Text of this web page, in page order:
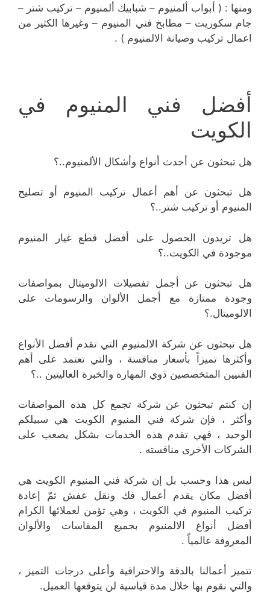
ومنها : ( أبواب ألمنيوم – شبابيك ألمنيوم – تركيب شتر –
جام سكوريت – مطابخ فني المنيوم – وغيرها الكثير من
اعمال تركيب وصيانة الالمنيوم ) .
أفضل فني المنيوم في
الكويت
هل تبحثون عن أحدث أنواع وأشكال الألمنيوم..؟
هل تبحثون عن أهم أعمال تركيب المنيوم أو تصليح
المنيوم أو تركيب شتر..؟
هل تريدون الحصول على أفضل قطع غيار المنيوم
موجودة في الكويت..؟
هل تبحثون عن أجمل تفصيلات الالوميتال بمواصفات
وجودة ممتازة مع أجمل الألوان والرسومات على
الالوميتال.؟
هل تبحثون عن شركة الالمنيوم التي تقدم أفضل الأنواع
وأكثرها تميزاً بأسعار منافسة ، والتي تعتمد على أهم
الفنيين المتخصصين ذوي المهارة والخبرة العاليتين ..؟
إن كنتم تبحثون عن شركة تجمع كل هذه المواصفات
وأكثر ، فإن شركة فني المنيوم الكويت هي سبيلكم
الوحيد ، فهي تقدم هذه الخدمات بشكل يصعب على
الشركات الأخرى منافسته .
ليس هذا وحسب بل إن شركة فني المنيوم الكويت هي
أفضل مكان يقدم أعمال فك ونقل عفش ثمّ إعادة
تركيب المنيوم في الكويت ، وهي تؤمن لعملائها الكرام
أفضل أنواع الالمنيوم بجميع المقاسات والألوان
المعروفة عالمياً .
تتميز أعمالنا بالدقة والاحترافية وأعلى درجات التميز ،
والتي نقوم بها خلال مدة قياسية لن يتوقعها العميل.